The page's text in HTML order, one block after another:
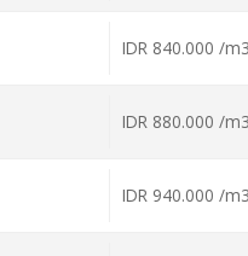
IDR 840.000 /m3
IDR 880.000 /m3
IDR 940.000 /m3